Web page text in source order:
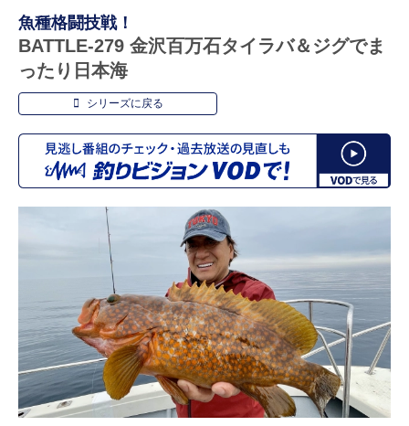
魚種格闘技戦！
BATTLE-279 金沢百万石タイラバ＆ジグでま
ったり日本海
シリーズに戻る